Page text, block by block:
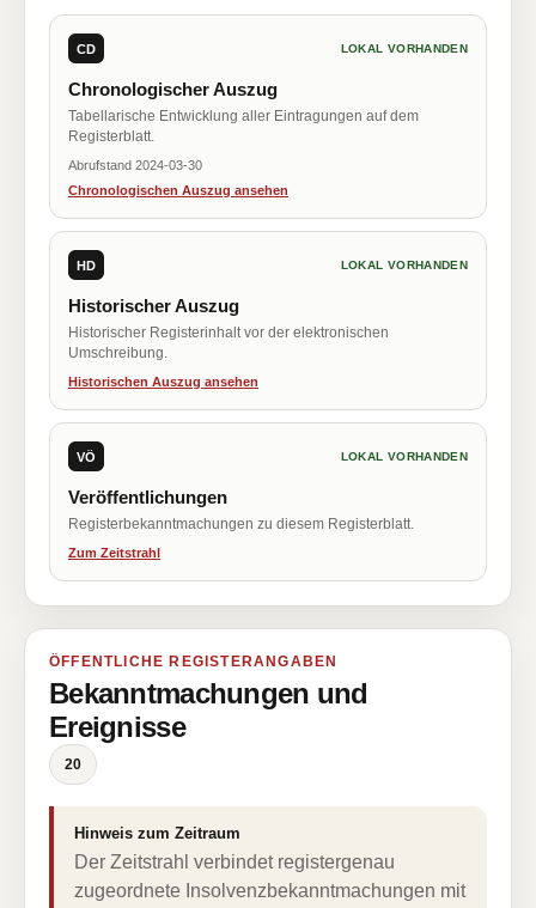
CD LOKAL VORHANDEN
Chronologischer Auszug
Tabellarische Entwicklung aller Eintragungen auf dem
Registerblatt.
Abrufstand 2024-03-30
Chronologischen Auszug ansehen
HD LOKAL VORHANDEN
Historischer Auszug
Historischer Registerinhalt vor der elektronischen
Umschreibung.
Historischen Auszug ansehen
VÖ LOKAL VORHANDEN
Veröffentlichungen
Registerbekanntmachungen zu diesem Registerblatt.
Zum Zeitstrahl
ÖFFENTLICHE REGISTERANGABEN
Bekanntmachungen und
Ereignisse
20
Hinweis zum Zeitraum
Der Zeitstrahl verbindet registergenau
zugeordnete Insolvenzbekanntmachungen mit